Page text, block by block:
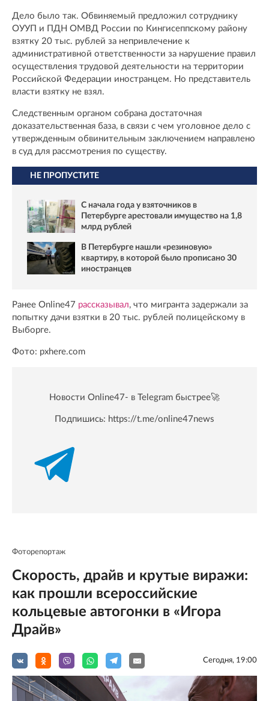
Дело было так. Обвиняемый предложил сотруднику
ОУУП и ПДН ОМВД России по Кингисеппскому району
взятку 20 тыс. рублей за непривлечение к
административной ответственности за нарушение правил
осуществления трудовой деятельности на территории
Российской Федерации иностранцем. Но представитель
власти взятку не взял.
Следственным органом собрана достаточная
доказательственная база, в связи с чем уголовное дело с
утвержденным обвинительным заключением направлено
в суд для рассмотрения по существу.
НЕ ПРОПУСТИТЕ
С начала года у взяточников в
Петербурге арестовали имущество на 1,8
млрд рублей
В Петербурге нашли «резиновую»
квартиру, в которой было прописано 30
иностранцев
Ранее Online47 рассказывал, что мигранта задержали за
попытку дачи взятки в 20 тыс. рублей полицейскому в
Выборге.
Фото: pxhere.com
Новости Online47- в Telegram быстрее🚀
Подпишись: https://t.me/online47news
Фоторепортаж
Скорость, драйв и крутые виражи:
как прошли всероссийские
кольцевые автогонки в «Игора
Драйв»
Сегодня, 19:00